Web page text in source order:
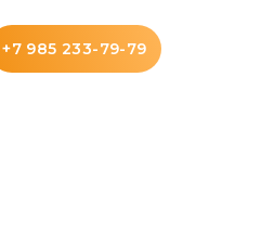
+7 985 233-79-79